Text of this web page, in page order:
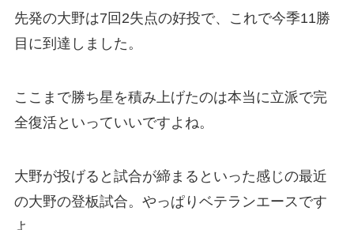
先発の大野は7回2失点の好投で、これで今季11勝
目に到達しました。
ここまで勝ち星を積み上げたのは本当に立派で完
全復活といっていいですよね。
大野が投げると試合が締まるといった感じの最近
の大野の登板試合。やっぱりベテランエースです
よ。